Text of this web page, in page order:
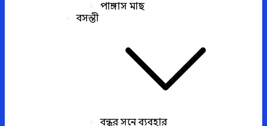
পাঙ্গাস মাছ
বসন্তী
বন্ধুর সনে ব্যবহার